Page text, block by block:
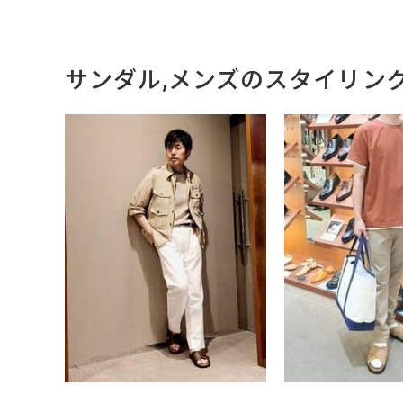
サンダル,メンズのスタイリン